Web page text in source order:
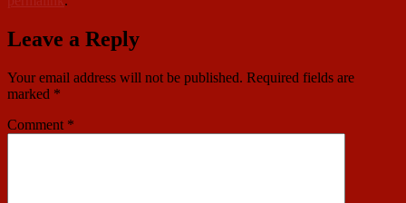
Leave a Reply
Your email address will not be published. Required fields are
marked *
Comment *